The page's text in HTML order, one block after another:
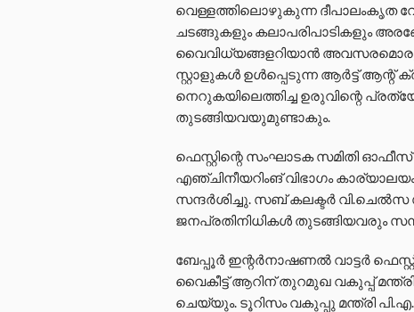
വെള്ളത്തിലൊഴുകുന്ന ദീപാലംകൃത
ചടങ്ങുകളും കലാപരിപാടികളും
വൈവിധ്യങ്ങളറിയാന്‍
സ്റ്റാളുകള്‍ ഉള്‍പ്പെടുന്ന ആര്‍ട്ട് ആന്റ്
നെറുകയിലെത്തിച്ച ഉരുവിന്റെ
തുടങ്ങിയവയുമുണ്ടാകും.
ഫെസ്റ്റിന്റെ സംഘാടക സമിതി
എഞ്ചിനീയറിംങ് വിഭാഗം
സന്ദര്‍ശിച്ചു. സബ് കലക്ടര്‍ വി.ചെല്‍സ
ജനപ്രതിനിധികള്‍ തുടങ്ങിയവരും
ബേപ്പൂര്‍ ഇന്റര്‍നാഷണല്‍ വാട്ടര്‍
വൈകീട്ട് ആറിന് തുറമുഖ വകുപ്പ്
ചെയ്യും. ടൂറിസം വകുപ്പു മന്ത്രി